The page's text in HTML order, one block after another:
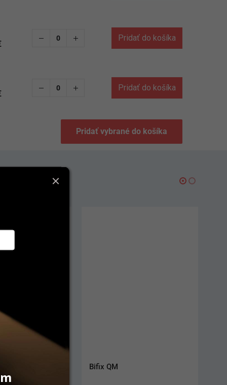
Pridať do košíka
Pridať do košíka
Pridať vybrané do košíka
Bifix QM